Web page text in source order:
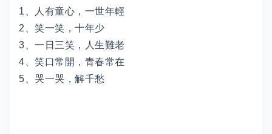
1、人有童心，一世年輕
2、笑一笑，十年少
3、一日三笑，人生難老
4、笑口常開，青春常在
5、哭一哭，解千愁